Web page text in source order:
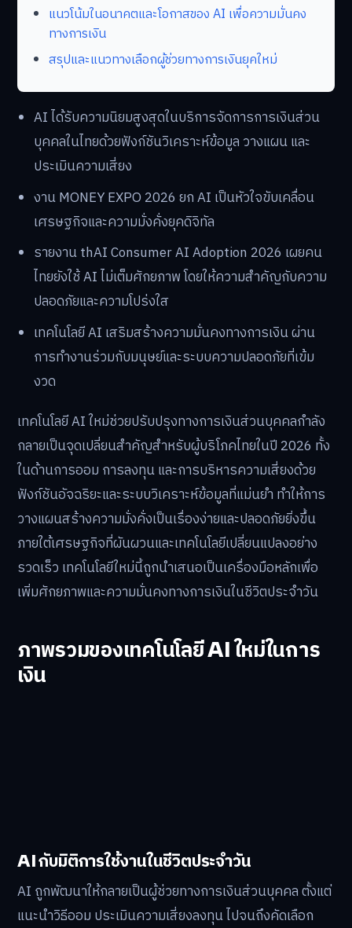
แนวโน้มในอนาคตและโอกาสของ AI เพื่อความมั่นคง
ทางการเงิน
สรุปและแนวทางเลือกผู้ช่วยทางการเงินยุคใหม่
AI ได้รับความนิยมสูงสุดในบริการจัดการการเงินส่วน
บุคคลในไทยด้วยฟังก์ชันวิเคราะห์ข้อมูล วางแผน และ
ประเมินความเสี่ยง
งาน MONEY EXPO 2026 ยก AI เป็นหัวใจขับเคลื่อน
เศรษฐกิจและความมั่งคั่งยุคดิจิทัล
รายงาน thAI Consumer AI Adoption 2026 เผยคน
ไทยยังใช้ AI ไม่เต็มศักยภาพ โดยให้ความสำคัญกับความ
ปลอดภัยและความโปร่งใส
เทคโนโลยี AI เสริมสร้างความมั่นคงทางการเงิน ผ่าน
การทำงานร่วมกับมนุษย์และระบบความปลอดภัยที่เข้ม
งวด
เทคโนโลยี AI ใหม่ช่วยปรับปรุงทางการเงินส่วนบุคคลกำลัง
กลายเป็นจุดเปลี่ยนสำคัญสำหรับผู้บริโภคไทยในปี 2026 ทั้ง
ในด้านการออม การลงทุน และการบริหารความเสี่ยงด้วย
ฟังก์ชันอัจฉริยะและระบบวิเคราะห์ข้อมูลที่แม่นยำ ทำให้การ
วางแผนสร้างความมั่งคั่งเป็นเรื่องง่ายและปลอดภัยยิ่งขึ้น
ภายใต้เศรษฐกิจที่ผันผวนและเทคโนโลยีเปลี่ยนแปลงอย่าง
รวดเร็ว เทคโนโลยีใหม่นี้ถูกนำเสนอเป็นเครื่องมือหลักเพื่อ
เพิ่มศักยภาพและความมั่นคงทางการเงินในชีวิตประจำวัน
ภาพรวมของเทคโนโลยี AI ใหม่ในการ
เงิน
AI กับมิติการใช้งานในชีวิตประจำวัน
AI ถูกพัฒนาให้กลายเป็นผู้ช่วยทางการเงินส่วนบุคคล ตั้งแต่
แนะนำวิธีออม ประเมินความเสี่ยงลงทุน ไปจนถึงคัดเลือก